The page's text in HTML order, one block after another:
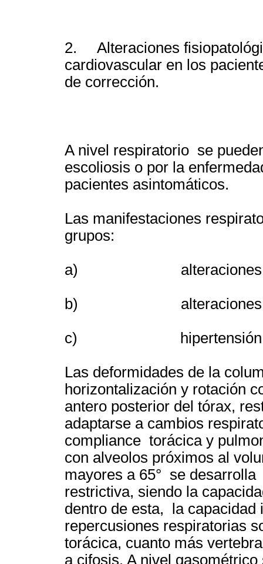
2. Alteraciones
cardiovascular en los
de corrección.
A nivel respiratorio se
escoliosis o por la
pacientes asintomáticos.
Las manifestaciones
grupos:
a) alteraciones de la
b) alteraciones
c) hipertensión
Las deformidades de la
horizontalización y rotación
antero posterior del tórax,
adaptarse a cambios
compliance torácica y
con alveolos próximos al
mayores a 65° se
restrictiva, siendo la
dentro de esta, la capacidad
repercusiones respiratorias
torácica, cuanto más
a cifosis. A nivel